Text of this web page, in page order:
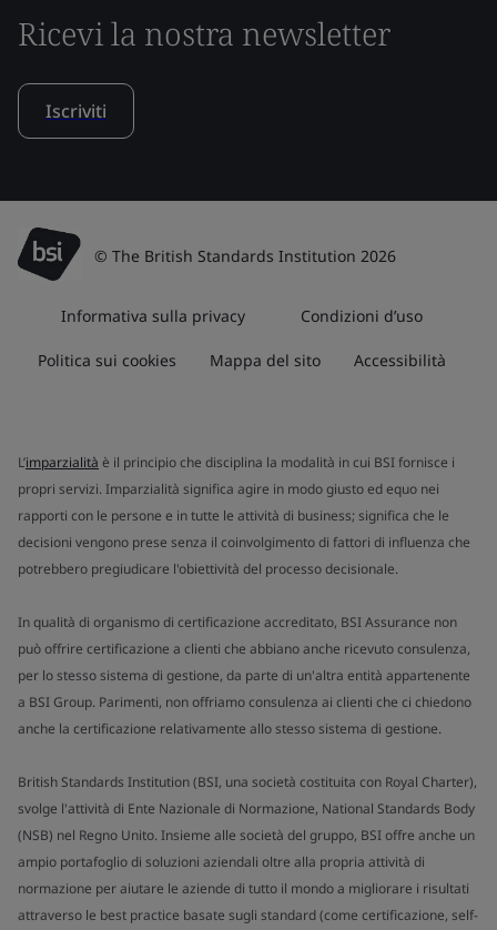
Ricevi la nostra newsletter
Iscriviti
© The British Standards Institution 2026
Informativa sulla privacy Condizioni d’uso
Politica sui cookies Mappa del sito Accessibilità
L’imparzialità è il principio che disciplina la modalità in cui BSI fornisce i
propri servizi. Imparzialità significa agire in modo giusto ed equo nei
rapporti con le persone e in tutte le attività di business; significa che le
decisioni vengono prese senza il coinvolgimento di fattori di influenza che
potrebbero pregiudicare l'obiettività del processo decisionale.
In qualità di organismo di certificazione accreditato, BSI Assurance non
può offrire certificazione a clienti che abbiano anche ricevuto consulenza,
per lo stesso sistema di gestione, da parte di un'altra entità appartenente
a BSI Group. Parimenti, non offriamo consulenza ai clienti che ci chiedono
anche la certificazione relativamente allo stesso sistema di gestione.
British Standards Institution (BSI, una società costituita con Royal Charter),
svolge l'attività di Ente Nazionale di Normazione, National Standards Body
(NSB) nel Regno Unito. Insieme alle società del gruppo, BSI offre anche un
ampio portafoglio di soluzioni aziendali oltre alla propria attività di
normazione per aiutare le aziende di tutto il mondo a migliorare i risultati
attraverso le best practice basate sugli standard (come certificazione, self-